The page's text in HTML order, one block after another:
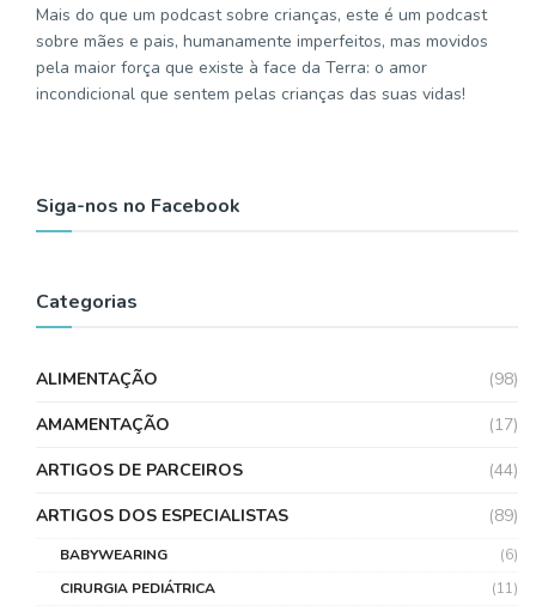
Mais do que um podcast sobre crianças, este é um podcast
sobre mães e pais, humanamente imperfeitos, mas movidos
pela maior força que existe à face da Terra: o amor
incondicional que sentem pelas crianças das suas vidas!
Siga-nos no Facebook
Categorias
ALIMENTAÇÃO
(98)
AMAMENTAÇÃO
(17)
ARTIGOS DE PARCEIROS
(44)
ARTIGOS DOS ESPECIALISTAS
(89)
BABYWEARING
(6)
CIRURGIA PEDIÁTRICA
(11)